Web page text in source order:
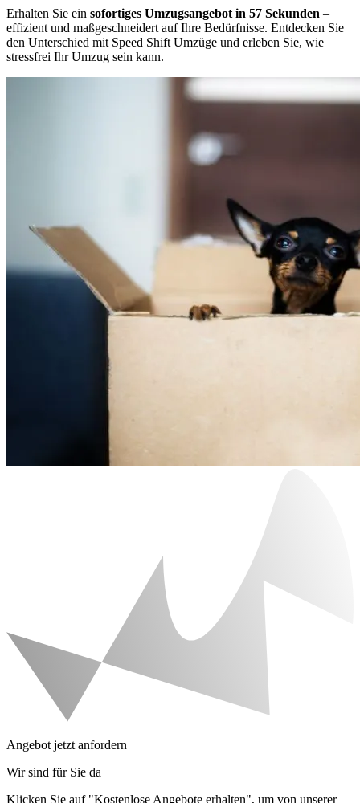
Erhalten Sie ein sofortiges Umzugsangebot in 57 Sekunden –
effizient und maßgeschneidert auf Ihre Bedürfnisse. Entdecken Sie
den Unterschied mit Speed Shift Umzüge und erleben Sie, wie
stressfrei Ihr Umzug sein kann.
Angebot jetzt anfordern
Wir sind für Sie da
Klicken Sie auf "Kostenlose Angebote erhalten", um von unserer